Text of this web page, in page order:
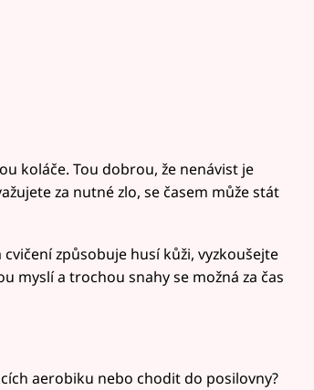
koláče. Tou dobrou, že nenávist je
za nutné zlo, se časem může stát
způsobuje husí kůži, vyzkoušejte
myslí a trochou snahy se možná za čas
aerobiku nebo chodit do posilovny?